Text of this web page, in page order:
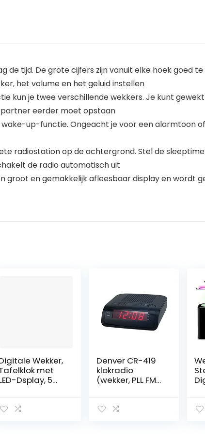
de tijd. De grote cijfers zijn vanuit elke hoek goed
het volume en het geluid instellen
kun je twee verschillende wekkers. Je kunt
eerder moet opstaan
wake-up-functie. Ongeacht je voor een
radiostation op de achtergrond. Stel de
de radio automatisch uit
groot en gemakkelijk afleesbaar display en
Wekker,
met
Dsplay, 5
Volumeniveaus,
Denver CR-419
klokradio
(wekker, PLL FM-
-